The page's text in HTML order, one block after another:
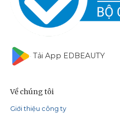
Tải App EDBEAUTY
Về chúng tôi
Giới thiệu công ty